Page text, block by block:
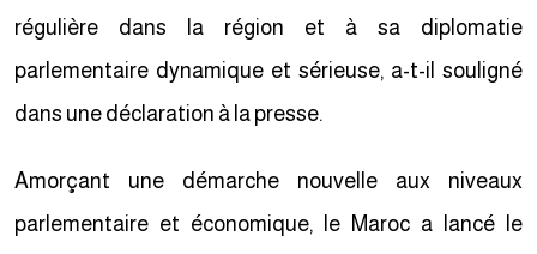
régulière dans la région et à sa diplomatie
parlementaire dynamique et sérieuse, a-t-il souligné
dans une déclaration à la presse.
Amorçant une démarche nouvelle aux niveaux
parlementaire et économique, le Maroc a lancé le